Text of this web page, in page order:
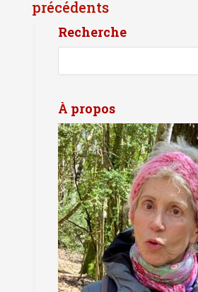
Recherche
À propos